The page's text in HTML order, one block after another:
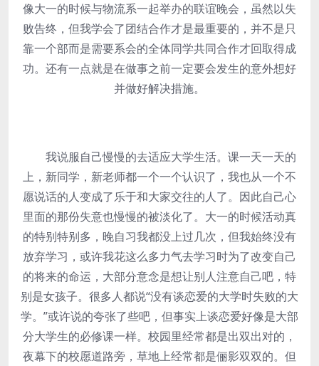
像大一的时候与物流系一起举办的联谊晚会，虽然以失
败告终，但我学会了团结合作才是最重要的，并不是只
靠一个部而是需要系会的全体同学共同合作才回取得成
功。还有一点就是在做事之前一定要会发生的意外想好
并做好解决措施。
我说服自己慢慢的去适应大学生活。课一天一天的
上，新同学，新老师都一个一个认识了，我也从一个不
愿说话的人变成了乐于和大家交往的人了。因此自己心
里面的那份失意也慢慢的被淡化了。大一的时候活动真
的特别特别多，晚自习我都没上过几次，但我始终没有
放弃学习，或许我花这么多力气去学习时为了改变自己
的将来的命运，大部分意念是想让别人注意自己吧，特
别是女孩子。很多人都说“没有谈恋爱的大学时失败的大
学。”或许说的夸张了些吧，但事实上谈恋爱好像是大部
分大学生的必修课一样。校园里经常都是出双出对的，
夜幕下的校愿道路旁，草地上经常都是俪影双双的。但